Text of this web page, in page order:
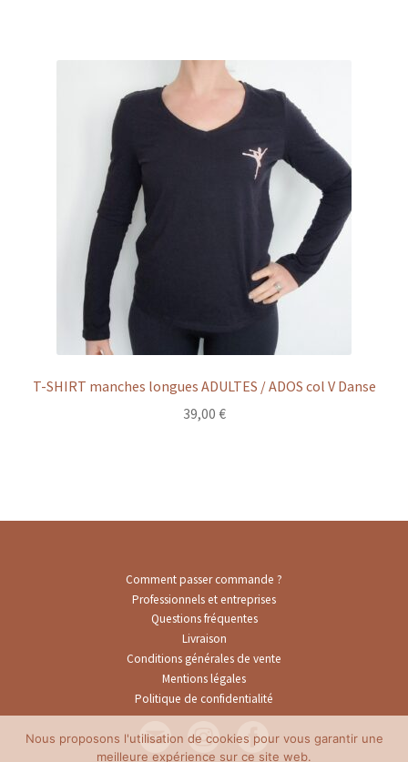
T-SHIRT manches longues ADULTES / ADOS col V Danse
39,00 €
Comment passer commande ?
Professionnels et entreprises
Questions fréquentes
Livraison
Conditions générales de vente
Mentions légales
Politique de confidentialité
Nous proposons l'utilisation de cookies pour vous garantir une
meilleure expérience sur ce site web.